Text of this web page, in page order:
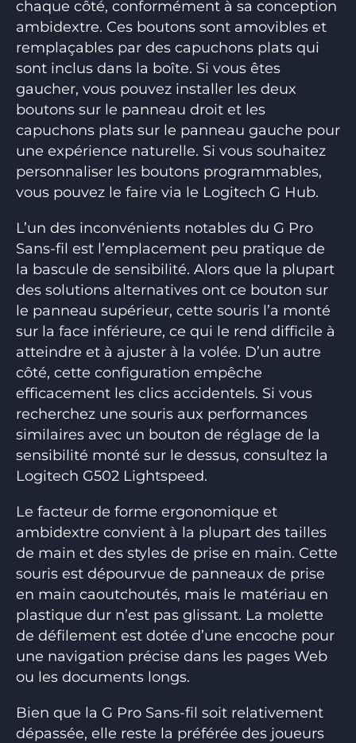
chaque côté, conformément à sa conception
ambidextre. Ces boutons sont amovibles et
remplaçables par des capuchons plats qui
sont inclus dans la boîte. Si vous êtes
gaucher, vous pouvez installer les deux
boutons sur le panneau droit et les
capuchons plats sur le panneau gauche pour
une expérience naturelle. Si vous souhaitez
personnaliser les boutons programmables,
vous pouvez le faire via le Logitech G Hub.
L’un des inconvénients notables du G Pro
Sans-fil est l’emplacement peu pratique de
la bascule de sensibilité. Alors que la plupart
des solutions alternatives ont ce bouton sur
le panneau supérieur, cette souris l’a monté
sur la face inférieure, ce qui le rend difficile à
atteindre et à ajuster à la volée. D’un autre
côté, cette configuration empêche
efficacement les clics accidentels. Si vous
recherchez une souris aux performances
similaires avec un bouton de réglage de la
sensibilité monté sur le dessus, consultez la
Logitech G502 Lightspeed.
Le facteur de forme ergonomique et
ambidextre convient à la plupart des tailles
de main et des styles de prise en main. Cette
souris est dépourvue de panneaux de prise
en main caoutchoutés, mais le matériau en
plastique dur n’est pas glissant. La molette
de défilement est dotée d’une encoche pour
une navigation précise dans les pages Web
ou les documents longs.
Bien que la G Pro Sans-fil soit relativement
dépassée, elle reste la préférée des joueurs